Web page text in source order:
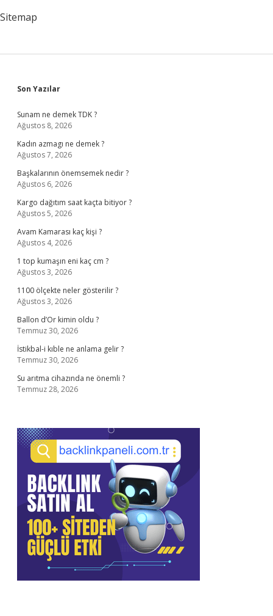
Sitemap
Sidebar
Son Yazılar
Sunam ne demek TDK ?
Ağustos 8, 2026
Kadın azmagı ne demek ?
Ağustos 7, 2026
Başkalarının önemsemek nedir ?
Ağustos 6, 2026
Kargo dağıtım saat kaçta bitiyor ?
Ağustos 5, 2026
Avam Kamarası kaç kişi ?
Ağustos 4, 2026
1 top kumaşın eni kaç cm ?
Ağustos 3, 2026
1100 ölçekte neler gösterilir ?
Ağustos 3, 2026
Ballon d’Or kimin oldu ?
Temmuz 30, 2026
İstikbal-i kıble ne anlama gelir ?
Temmuz 30, 2026
Su arıtma cihazında ne önemli ?
Temmuz 28, 2026